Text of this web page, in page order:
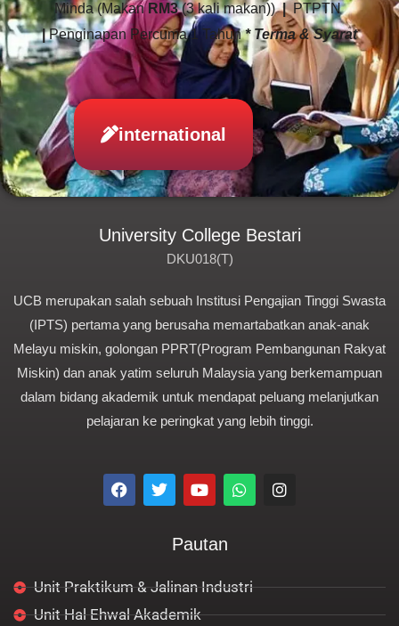
Minda (Makan RM3(3 kali makan))|PTPTN
| Penginapan Percuma 1 Tahun* Terma & Syarat
international
University College Bestari
DKU018(T)
UCB merupakan salah sebuah Institusi Pengajian Tinggi Swasta
(IPTS) pertama yang berusaha memartabatkan anak-anak
Melayu miskin, golongan PPRT(Program Pembangunan Rakyat
Miskin) dan anak yatim seluruh Malaysia yang berkemampuan
dalam bidang akademik untuk mendapat peluang melanjutkan
pelajaran ke peringkat yang lebih tinggi.
F
a
k
T
w
Y
o
u
e
W
h
p
I
n
a
Pautan
Unit Praktikum & Jalinan Industri
Unit Hal Ehwal Akademik